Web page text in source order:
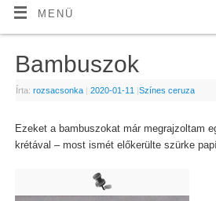
MENÜ
Bambuszok
Írta: rozsacsonka | 2020-01-11 |Színes ceruza
Ezeket a bambuszokat már megrajzoltam
krétával – most ismét előkerülte szürke